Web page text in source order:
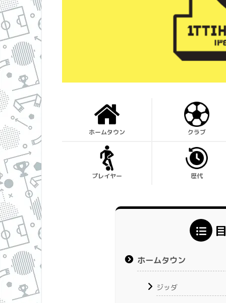
ホームタウン クラブ
プレイヤー 歴代
ホームタウン
ジッダ